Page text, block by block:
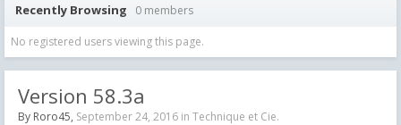
Recently Browsing 0 members
No registered users viewing this page.
Version 58.3a
By Roro45, September 24, 2016 in Technique et Cie.